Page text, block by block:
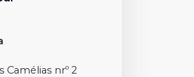
Camélias nrº 2